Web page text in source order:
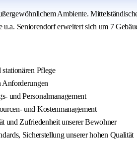
Ambiente.
u.a. Seniorendorf erweitert sich um 7
Pflege
Anforderungen
und Personalmanagement
und Kostenmanagement
und Zufriedenheit unserer Bewohner
Sicherstellung unserer hohen Qualität